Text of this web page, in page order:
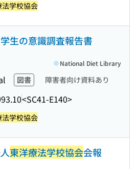
法学校協会
生の意識調査報告書
図書 障害者向け資料あり
<SC41-E140>
National Diet Library
法学校協会
東洋療法学校協会会報